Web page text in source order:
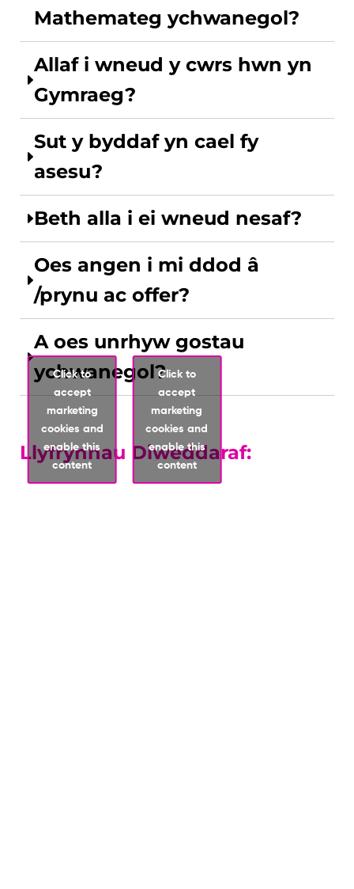
Mathemateg ychwanegol?
Allaf i wneud y cwrs hwn yn
Gymraeg?
Sut y byddaf yn cael fy
asesu?
Beth alla i ei wneud nesaf?
Oes angen i mi ddod â
/prynu ac offer?
A oes unrhyw gostau
ychwanegol?
Click to
accept
marketing
cookies and
enable this
content
Click to
accept
marketing
cookies and
enable this
content
Llyfrynnau Diweddaraf: